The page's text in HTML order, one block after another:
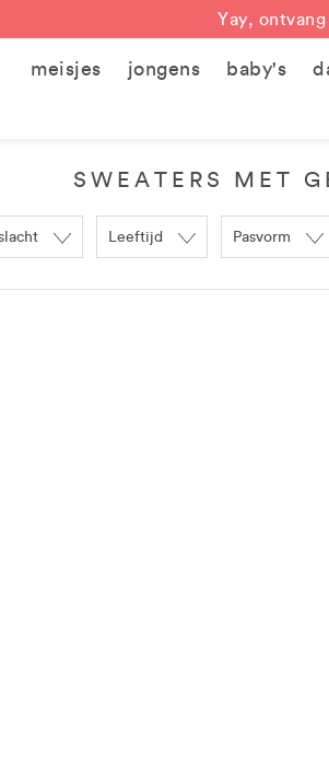
Yay, ontvang
meisjes jongens baby's
SWEATERS MET
Leeftijd Pasvorm